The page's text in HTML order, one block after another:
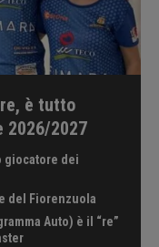
è tutto
2026/2027
giocatore dei
del Fiorenzuola
Auto) è il “re”